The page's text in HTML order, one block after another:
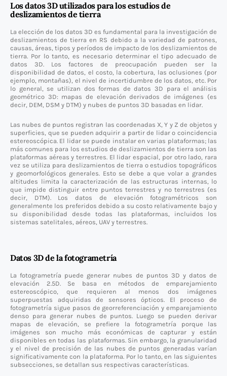
Los datos 3D utilizados para los estudios de
deslizamientos de tierra
La elección de los datos 3D es fundamental para la investigación de
deslizamientos de tierra en RS debido a la variedad de patrones,
causas, áreas, tipos y períodos de impacto de los deslizamientos de
tierra. Por lo tanto, es necesario determinar el tipo adecuado de
datos 3D. Los factores de preocupación pueden ser la
disponibilidad de datos, el costo, la cobertura, las oclusiones (por
ejemplo, montañas), el nivel de incertidumbre de los datos, etc. Por
lo general, se utilizan dos formas de datos 3D para el análisis
geométrico 3D: mapas de elevación derivados de imágenes (es
decir, DEM, DSM y DTM) y nubes de puntos 3D basadas en lidar.
Las nubes de puntos registran las coordenadas X, Y y Z de objetos y
superficies, que se pueden adquirir a partir de lidar o coincidencia
estereoscópica. El lidar se puede instalar en varias plataformas; las
más comunes para los estudios de deslizamientos de tierra son las
plataformas aéreas y terrestres. El lidar espacial, por otro lado, rara
vez se utiliza para deslizamientos de tierra o estudios topográficos
y geomorfológicos generales. Esto se debe a que volar a grandes
altitudes limita la caracterización de las estructuras internas, lo
que impide distinguir entre puntos terrestres y no terrestres (es
decir, DTM). Los datos de elevación fotogramétricos son
generalmente los preferidos debido a su costo relativamente bajo y
su disponibilidad desde todas las plataformas, incluidos los
sistemas satelitales, aéreos, UAV y terrestres.
Datos 3D de la fotogrametría
La fotogrametría puede generar nubes de puntos 3D y datos de
elevación 2.5D. Se basa en métodos de emparejamiento
estereoscópico, que requieren al menos dos imágenes
superpuestas adquiridas de sensores ópticos. El proceso de
fotogrametría sigue pasos de georreferenciación y emparejamiento
denso para generar nubes de puntos. Luego se pueden derivar
mapas de elevación, se prefiere la fotogrametría porque las
imágenes son mucho más económicas de capturar y están
disponibles en todas las plataformas. Sin embargo, la granularidad
y el nivel de precisión de las nubes de puntos generadas varían
significativamente con la plataforma. Por lo tanto, en las siguientes
subsecciones, se detallan sus respectivas características.